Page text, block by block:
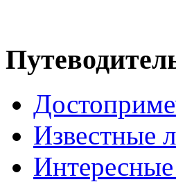
Известные